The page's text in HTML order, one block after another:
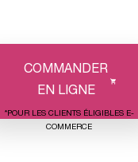
COMMANDER
EN LIGNE
*POUR LES CLIENTS ÉLIGIBLES E-
COMMERCE